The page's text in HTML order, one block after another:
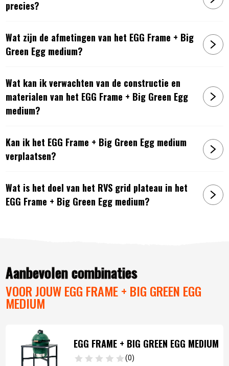
precies?
Wat zijn de afmetingen van het EGG Frame + Big
Green Egg medium?
Wat kan ik verwachten van de constructie en
materialen van het EGG Frame + Big Green Egg
medium?
Kan ik het EGG Frame + Big Green Egg medium
verplaatsen?
Wat is het doel van het RVS grid plateau in het
EGG Frame + Big Green Egg medium?
Aanbevolen combinaties
VOOR JOUW EGG FRAME + BIG GREEN EGG
MEDIUM
EGG FRAME + BIG GREEN EGG MEDIUM
(0)